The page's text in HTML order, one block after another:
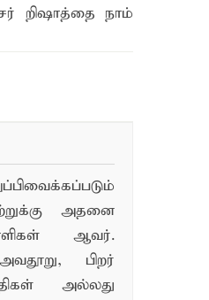
றிஷாத்தை நாம்
அதனை
ஆவர்.
பிறர்
அல்லது